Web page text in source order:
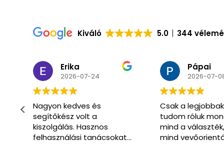
Kiváló 5.0 344
Pápai
2026-07-08
Csak a legjobbakat
tudom róluk mondani
mind a választék,
mind vevőorientáltság
Csaba
2026-07-
Már másodszor
vásároltunk itt.
Óriási választék és
hozzáértő